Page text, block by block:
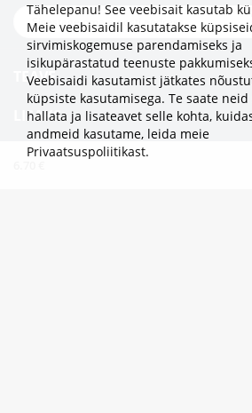
TEAVE
LISAKS
KATEGOORIAD
Tähelepanu! See veebisait kasutab
Meie veebisaidil kasutatakse
sirvimiskogemuse parendamiseks ja
isikupärastatud teenuste
Veebisaidi kasutamist jätkates
küpsiste kasutamisega. Te saate neid
hallata ja lisateavet selle kohta,
andmeid kasutame, leida meie
Privaatsuspoliitikast.